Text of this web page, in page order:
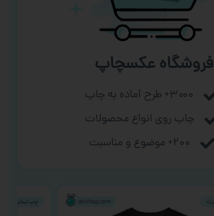
فروشگاه عکسچاپ
۳۰۰۰+ طرح آماده به چاپ
چاپ روی انواع محصولات
۲۰۰+ موضوع و مناسبت